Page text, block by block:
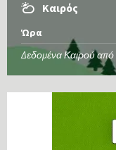
Καιρός
Ώρα
Δεδομένα Καιρού από